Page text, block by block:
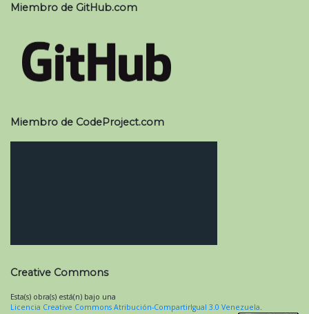
Miembro de GitHub.com
Miembro de CodeProject.com
Creative Commons
Esta(s) obra(s) está(n) bajo una
Licencia Creative Commons Atribución-CompartirIgual 3.0 Venezuela.